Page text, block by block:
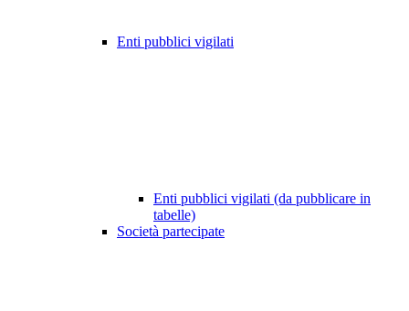
Enti pubblici vigilati
Enti pubblici vigilati (da pubblicare in
tabelle)
Società partecipate